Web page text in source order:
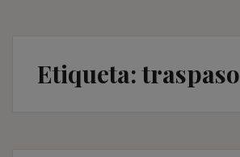
Etiqueta:traspaso